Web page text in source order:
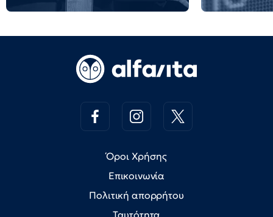
Όροι Χρήσης
Επικοινωνία
Πολιτική απορρήτου
Ταυτότητα